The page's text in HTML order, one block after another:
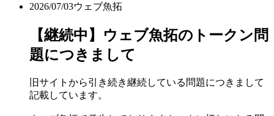
2026/07/03ウェブ魚拓
【継続中】ウェブ魚拓のトークン問
題につきまして
旧サイトから引き続き継続している問題につきまして
記載しています。